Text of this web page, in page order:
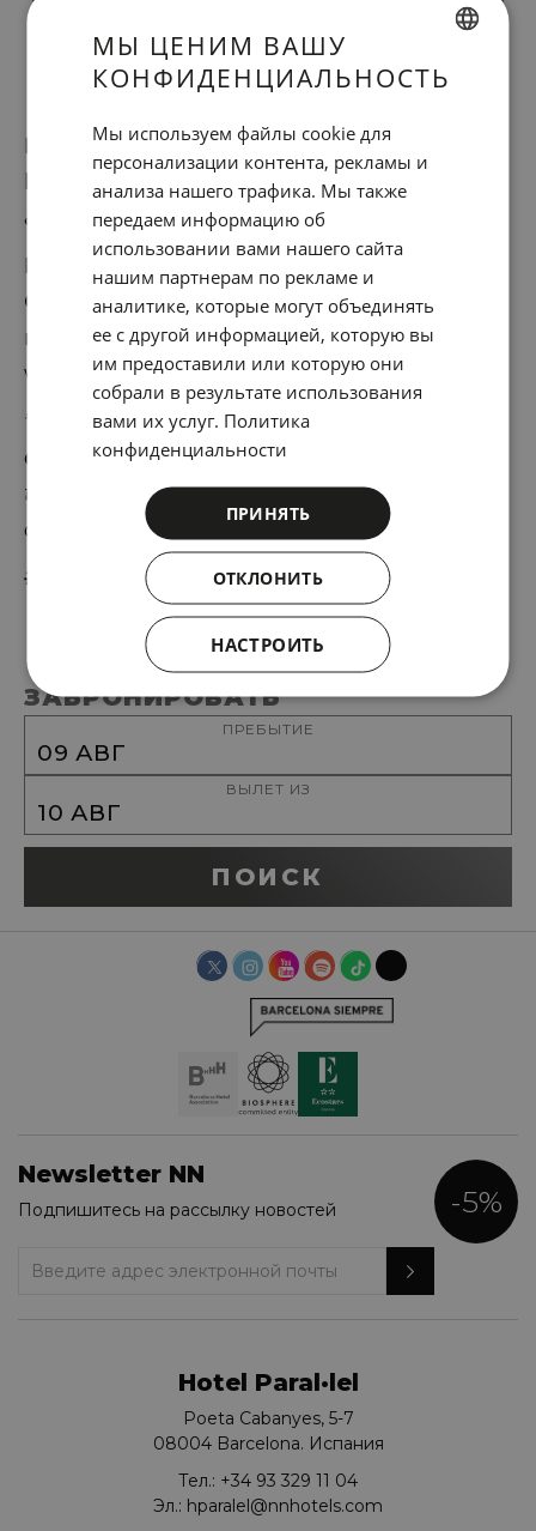
Не требуется предоплата
Barcelona means great shopping, dining,
history, nightlife, culture, or business… Come
& explore Barcelona!
Book worry-free with our
Cancellationrate, no prepayment
required*. This rate is also available
with
breakfast included.
*You cancancel your reservation
chargeup to 24hbefore the day of arrival at
the hotel
(23:59h | GMT+2). Rate subject to
availability.
#BarcelonaSiempre
ЗАБРОНИРОВАТЬ
ПРЕБЫТИЕ
09 АВГ
ВЫЛЕТ ИЗ
10 АВГ
ПОИСК
Hotel Paral·lel
Poeta Cabanyes, 5-7
08004 Barcelona. Испания
Тел.: +34 93 329 11 04
Эл.: hparalel@nnhotels.com
Newsletter NN
Подпишитесь на рассылку новостей -5%
SPANISH
CATALAN
GERMAN
МЫ ЦЕНИМ ВАШУ
КОНФИДЕНЦИАЛЬНОСТЬ
Мы используем файлы cookie для
персонализации контента, рекламы и
анализа нашего трафика. Мы также
передаем информацию об
использовании вами нашего сайта
нашим партнерам по рекламе и
аналитике, которые могут объединять
ее с другой информацией, которую вы
им предоставили или которую они
собрали в результате использования
вами их услуг. Политика
конфиденциальности
ПРИНЯТЬ
ОТКЛОНИТЬ
НАСТРОИТЬ